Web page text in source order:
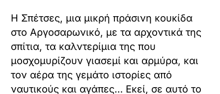
Η Σπέτσες, μια μικρή πράσινη κουκίδα
στο Αργοσαρωνικό, με τα αρχοντικά της
σπίτια, τα καλντερίμια της που
μοσχομυρίζουν γιασεμί και αρμύρα, και
τον αέρα της γεμάτο ιστορίες από
ναυτικούς και αγάπες… Εκεί, σε αυτό το